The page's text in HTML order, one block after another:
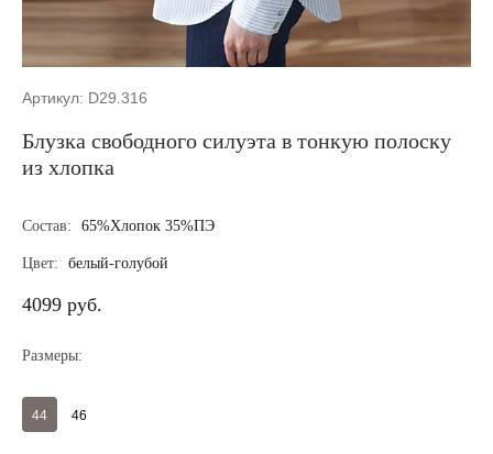
Артикул: D29.316
Блузка свободного силуэта в тонкую полоску
из хлопка
Состав: 65%Хлопок 35%ПЭ
Цвет: белый-голубой
4099 руб.
Размеры:
44 46